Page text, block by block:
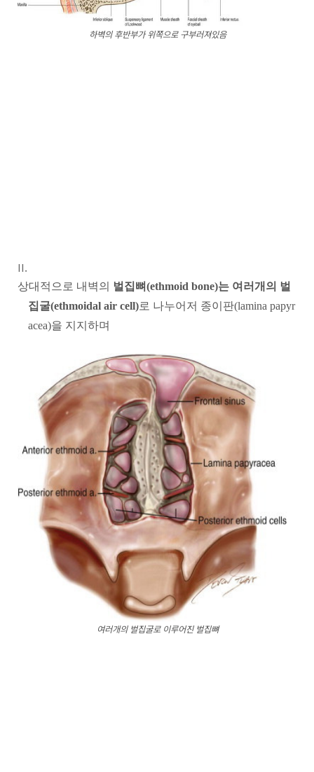
하벽의 후반부가 위쪽으로 구부러져있음
상대적으로 내벽의 벌집뼈(ethmoid bone)는 여러개의 벌
집굴(ethmoidal air cell)로 나누어저 종이판(lamina papyr
acea)을 지지하며
여러개의 벌집굴로 이루어진 벌집뼈